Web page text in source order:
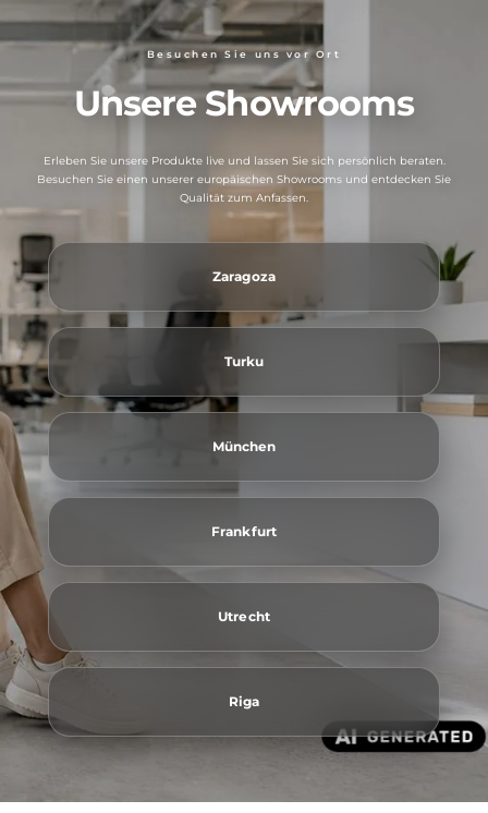
Besuchen Sie uns vor Ort
Unsere Showrooms
Erleben Sie unsere Produkte live und lassen Sie sich persönlich beraten.
Besuchen Sie einen unserer europäischen Showrooms und entdecken Sie
Qualität zum Anfassen.
Zaragoza
Turku
München
Frankfurt
Utrecht
Riga